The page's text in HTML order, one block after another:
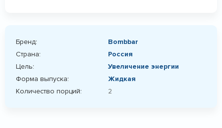
Бренд:
Bombbar
Страна:
Россия
Цель:
Увеличение энергии
Форма выпуска:
Жидкая
Количество порций:
2